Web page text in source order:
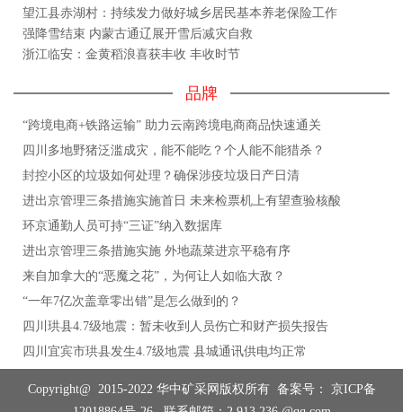
望江县赤湖村：持续发力做好城乡居民基本养老保险工作
强降雪结束 内蒙古通辽展开雪后减灾自救
浙江临安：金黄稻浪喜获丰收 丰收时节
品牌
“跨境电商+铁路运输” 助力云南跨境电商商品快速通关
四川多地野猪泛滥成灾，能不能吃？个人能不能猎杀？
封控小区的垃圾如何处理？确保涉疫垃圾日产日清
进出京管理三条措施实施首日 未来检票机上有望查验核酸
环京通勤人员可持“三证”纳入数据库
进出京管理三条措施实施 外地蔬菜进京平稳有序
来自加拿大的“恶魔之花”，为何让人如临大敌？
“一年7亿次盖章零出错”是怎么做到的？
四川珙县4.7级地震：暂未收到人员伤亡和财产损失报告
四川宜宾市珙县发生4.7级地震 县城通讯供电均正常
Copyright@ 2015-2022 华中矿采网版权所有 备案号： 京ICP备